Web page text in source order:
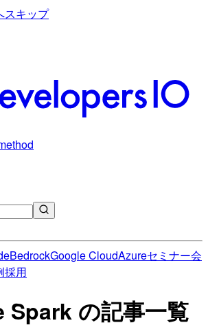
スキップ
BedrockGoogle CloudAzureセミナー会
採用
Spark の記事一覧